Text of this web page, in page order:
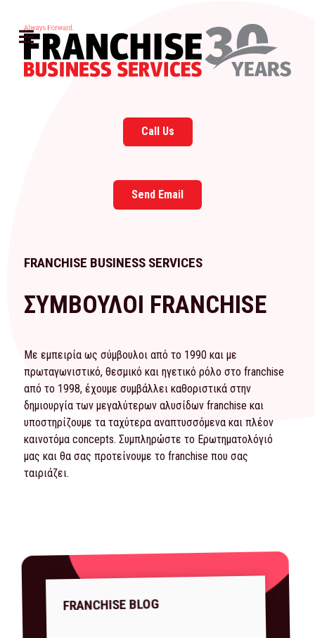
Call Us
Send Email
FRANCHISE BUSINESS SERVICES
ΣΥΜΒΟΥΛΟΙ FRANCHISE
Με εμπειρία ως σύμβουλοι από το 1990 και με
πρωταγωνιστικό, θεσμικό και ηγετικό ρόλο στο franchise
από το 1998, έχουμε συμβάλλει καθοριστικά στην
δημιουργία των μεγαλύτερων αλυσίδων franchise και
υποστηρίζουμε τα ταχύτερα αναπτυσσόμενα και πλέον
καινοτόμα concepts. Συμπληρώστε το Ερωτηματολόγιό
μας και θα σας προτείνουμε το franchise που σας
ταιριάζει.
FRANCHISE BLOG